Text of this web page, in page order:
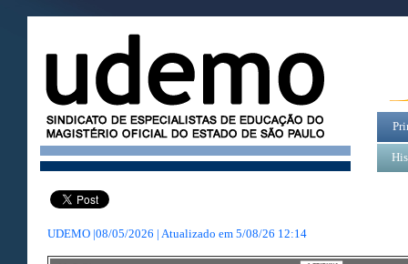
UDEMO |08/05/2026 | Atualizado em 5/08/26 12:14